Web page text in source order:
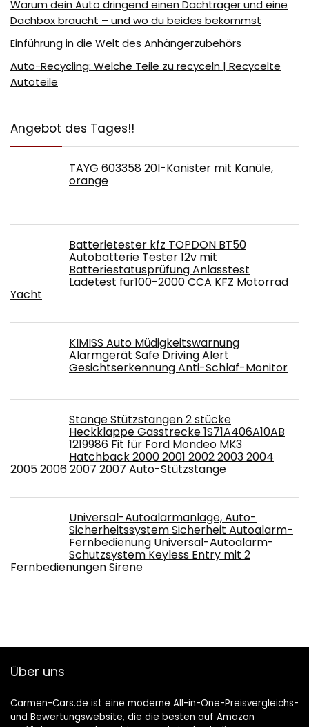
Warum dein Auto dringend einen Dachträger und eine
Dachbox braucht – und wo du beides bekommst
Einführung in die Welt des Anhängerzubehörs
Auto-Recycling: Welche Teile zu recyceln | Recycelte
Autoteile
Angebot des Tages!!
TAYG 603358 20l-Kanister mit Kanüle,
orange
Batterietester kfz TOPDON BT50
Autobatterie Tester 12v mit
Batteriestatusprüfung Anlasstest
Ladetest für100-2000 CCA KFZ Motorrad
Yacht
KIMISS Auto Müdigkeitswarnung
Alarmgerät Safe Driving Alert
Gesichtserkennung Anti-Schlaf-Monitor
Stange Stützstangen 2 stücke
Heckklappe Gasstrecke 1S71A406A10AB
1219986 Fit für Ford Mondeo MK3
Hatchback 2000 2001 2002 2003 2004
2005 2006 2007 2007 Auto-Stützstange
Universal-Autoalarmanlage, Auto-
Sicherheitssystem Sicherheit Autoalarm-
Fernbedienung Universal-Autoalarm-
Schutzsystem Keyless Entry mit 2
Fernbedienungen Sirene
Über uns
Carmen-Cars.de ist eine moderne All-in-One-Preisvergleichs-
und Bewertungswebsite, die die besten auf Amazon